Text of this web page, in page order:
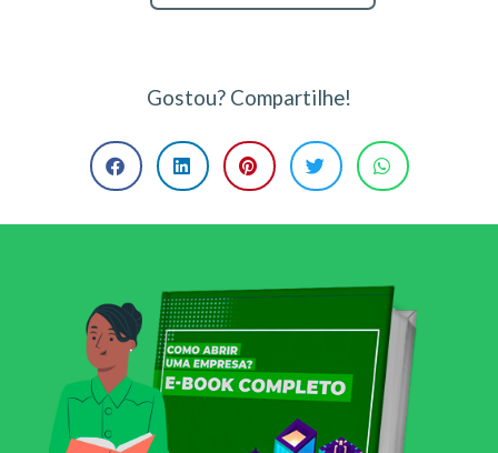
Gostou? Compartilhe!